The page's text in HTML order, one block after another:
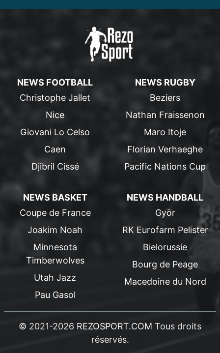
NEWS FOOTBALL
Christophe Jallet
Nice
Giovani Lo Celso
Caen
Djibril Cissé
NEWS RUGBY
Beziers
Nathan Fraissenon
Maro Itoje
Florian Verhaeghe
Pacific Nations Cup
NEWS BASKET
Coupe de France
Joakim Noah
Minnesota
Timberwolves
Utah Jazz
Pau Gasol
NEWS HANDBALL
Györ
RK Eurofarm Pelister
Bielorussie
Bourg de Peage
Macedoine du Nord
© 2021-2026 REZOSPORT.COM Tous droits
réservés.